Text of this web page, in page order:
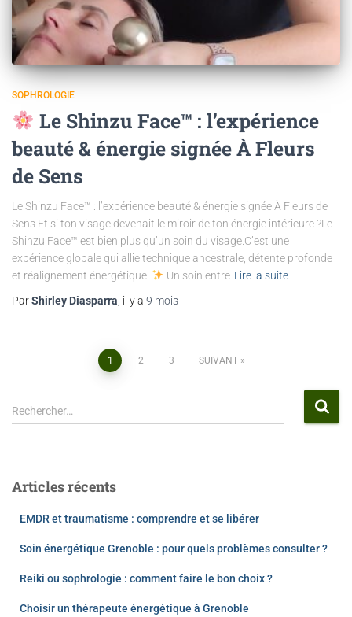
SOPHROLOGIE
Le Shinzu Face™ : l’expérience
beauté & énergie signée À Fleurs
de Sens
Le Shinzu Face™ : l’expérience beauté & énergie signée À Fleurs de
Sens Et si ton visage devenait le miroir de ton énergie intérieure ?Le
Shinzu Face™ est bien plus qu’un soin du visage.C’est une
expérience globale qui allie technique ancestrale, détente profonde
et réalignement énergétique.
Un soin entre Lire la suite
ParShirley Diasparra , il y a 9 mois
1 2 3 SUIVANT
Rechercher…
Articles récents
EMDR et traumatisme : comprendre et se libérer
Soin énergétique Grenoble : pour quels problèmes consulter ?
Reiki ou sophrologie : comment faire le bon choix ?
Choisir un thérapeute énergétique à Grenoble